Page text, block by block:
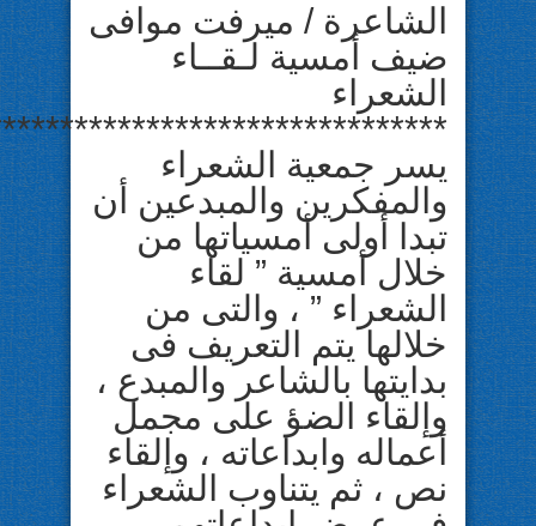
الشاعرة / ميرفت موافى
ضيف أمسية لـقــاء
الشعراء
يسر جمعية الشعراء
والمفكرين والمبدعين أن
تبدا أولى أمسياتها من
خلال أمسية ” لقاء
الشعراء ” ، والتى من
خلالها يتم التعريف فى
بدايتها بالشاعر والمبدع ،
وإلقاء الضؤ على مجمل
أعماله وابداعاته ، وإلقاء
نص ، ثم يتناوب الشعراء